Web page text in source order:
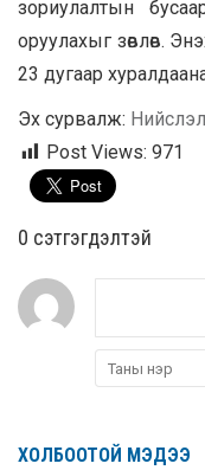
зориулалтын
оруулахыг зөвлөв.
23 дугаар
Эх сурвалж:
Post Views: 971
0 cэтгэгдэлтэй
ХОЛБООТОЙ МЭДЭЭ